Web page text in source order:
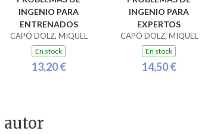
INGENIO PARA
ENTRENADOS
CAPÓ DOLZ, MIQUEL
En stock
13,20 €
INGENIO PARA
EXPERTOS
CAPÓ DOLZ, MIQUEL
En stock
14,50 €
autor